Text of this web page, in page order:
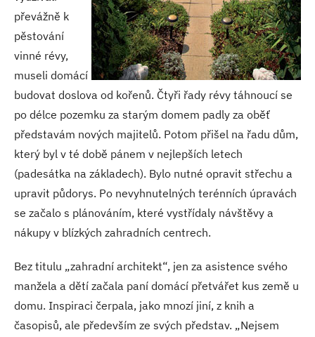
převážně k
pěstování
vinné révy,
museli domácí
budovat doslova od kořenů. Čtyři řady révy táhnoucí se
po délce pozemku za starým domem padly za oběť
představám nových majitelů. Potom přišel na řadu dům,
který byl v té době pánem v nejlepších letech
(padesátka na základech). Bylo nutné opravit střechu a
upravit půdorys. Po nevyhnutelných terénních úpravách
se začalo s plánováním, které vystřídaly návštěvy a
nákupy v blízkých zahradních centrech.
Bez titulu „zahradní architekt“, jen za asistence svého
manžela a dětí začala paní domácí přetvářet kus země u
domu. Inspiraci čerpala, jako mnozí jiní, z knih a
časopisů, ale především ze svých představ. „Nejsem